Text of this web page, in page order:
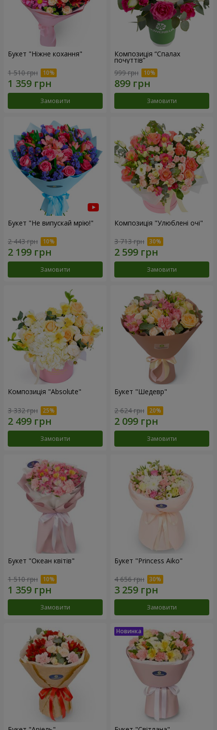
Букет "Ніжне кохання"
1 510 грн
Замовити
Композиція “Спалах
почуттів”
999 грн
Замовити
Букет "Не випускай мрію!"
2 443 грн
Замовити
Композиція "Улюблені очі"
3 713 грн
Замовити
Композиція "Absolute"
3 332 грн
Замовити
Букет "Шедевр"
2 624 грн
Замовити
Букет "Океан квітів"
1 510 грн
Замовити
Букет "Princess Aiko"
4 656 грн
Замовити